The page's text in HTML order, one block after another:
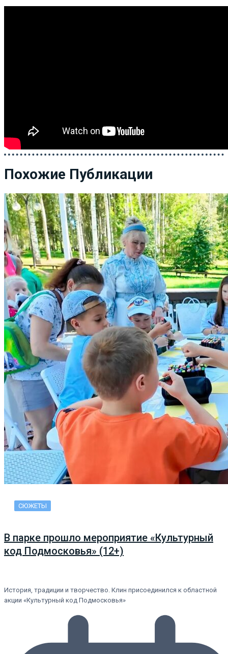
Похожие Публикации
СЮЖЕТЫ
В парке прошло мероприятие «Культурный
код Подмосковья» (12+)
История, традиции и творчество. Клин присоединился к областной
акции «Культурный код Подмосковья»